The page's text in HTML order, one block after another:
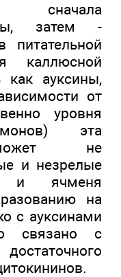
сначала
затем -
питательной
каллюсной
ауксины,
от
уровня
эта
может не
и незрелые
и ячменя
на
с ауксинами
связано с